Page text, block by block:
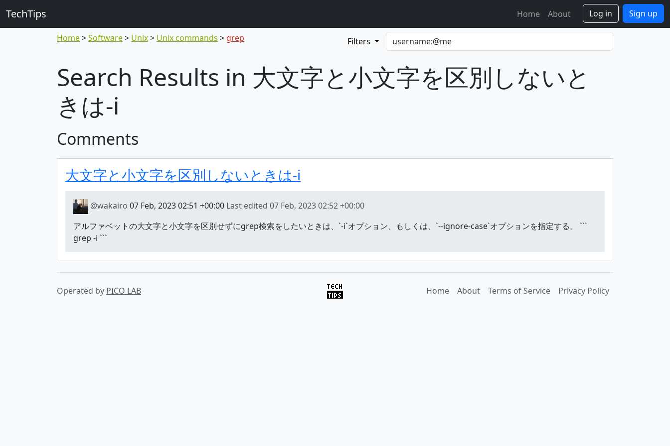
TechTips Home About Log in Sign up
Home Software Unix Unix commands grep Filters
Search Results in 大文字と小文字を区別しないと
きは-i
Comments
大文字と小文字を区別しないときは-i
@wakairo 07 Feb, 2023 02:51 +00:00 Last edited 07 Feb, 2023 02:52 +00:00
アルファベットの大文字と小文字を区別せずにgrep検索をしたいときは、`-i`オプション、もしくは、`--ignore-case`オプションを指定する。 ```
grep -i ```
Operated by PICO LAB Home About Terms of Service Privacy Policy